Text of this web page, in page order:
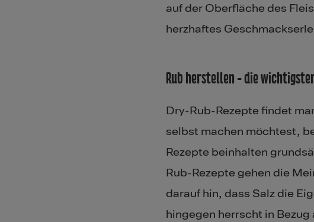
auf der Oberfläche des
herzhaftes
Rub herstellen - die
Dry-Rub-Rezepte findet
selbst machen möchtest,
Rezepte beinhalten
Rub-Rezepte gehen die
darauf hin, dass Salz die
hingegen herrscht in